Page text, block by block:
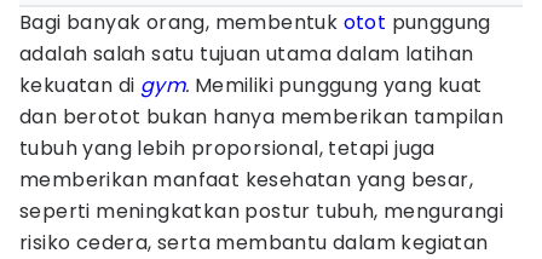
Bagi banyak orang, membentuk otot punggung
adalah salah satu tujuan utama dalam latihan
kekuatan di gym. Memiliki punggung yang kuat
dan berotot bukan hanya memberikan tampilan
tubuh yang lebih proporsional, tetapi juga
memberikan manfaat kesehatan yang besar,
seperti meningkatkan postur tubuh, mengurangi
risiko cedera, serta membantu dalam kegiatan